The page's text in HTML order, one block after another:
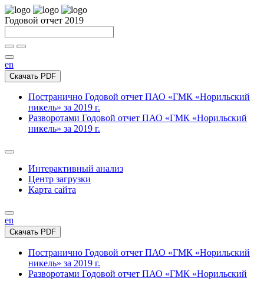
Годовой отчет 2019
en
Скачать PDF
Постранично Годовой отчет ПАО «ГМК «Норильский
никель» за 2019 г.
Разворотами Годовой отчет ПАО «ГМК «Норильский
никель» за 2019 г.
Интерактивный анализ
Центр загрузки
Карта сайта
en
Скачать PDF
Постранично Годовой отчет ПАО «ГМК «Норильский
никель» за 2019 г.
Разворотами Годовой отчет ПАО «ГМК «Норильский